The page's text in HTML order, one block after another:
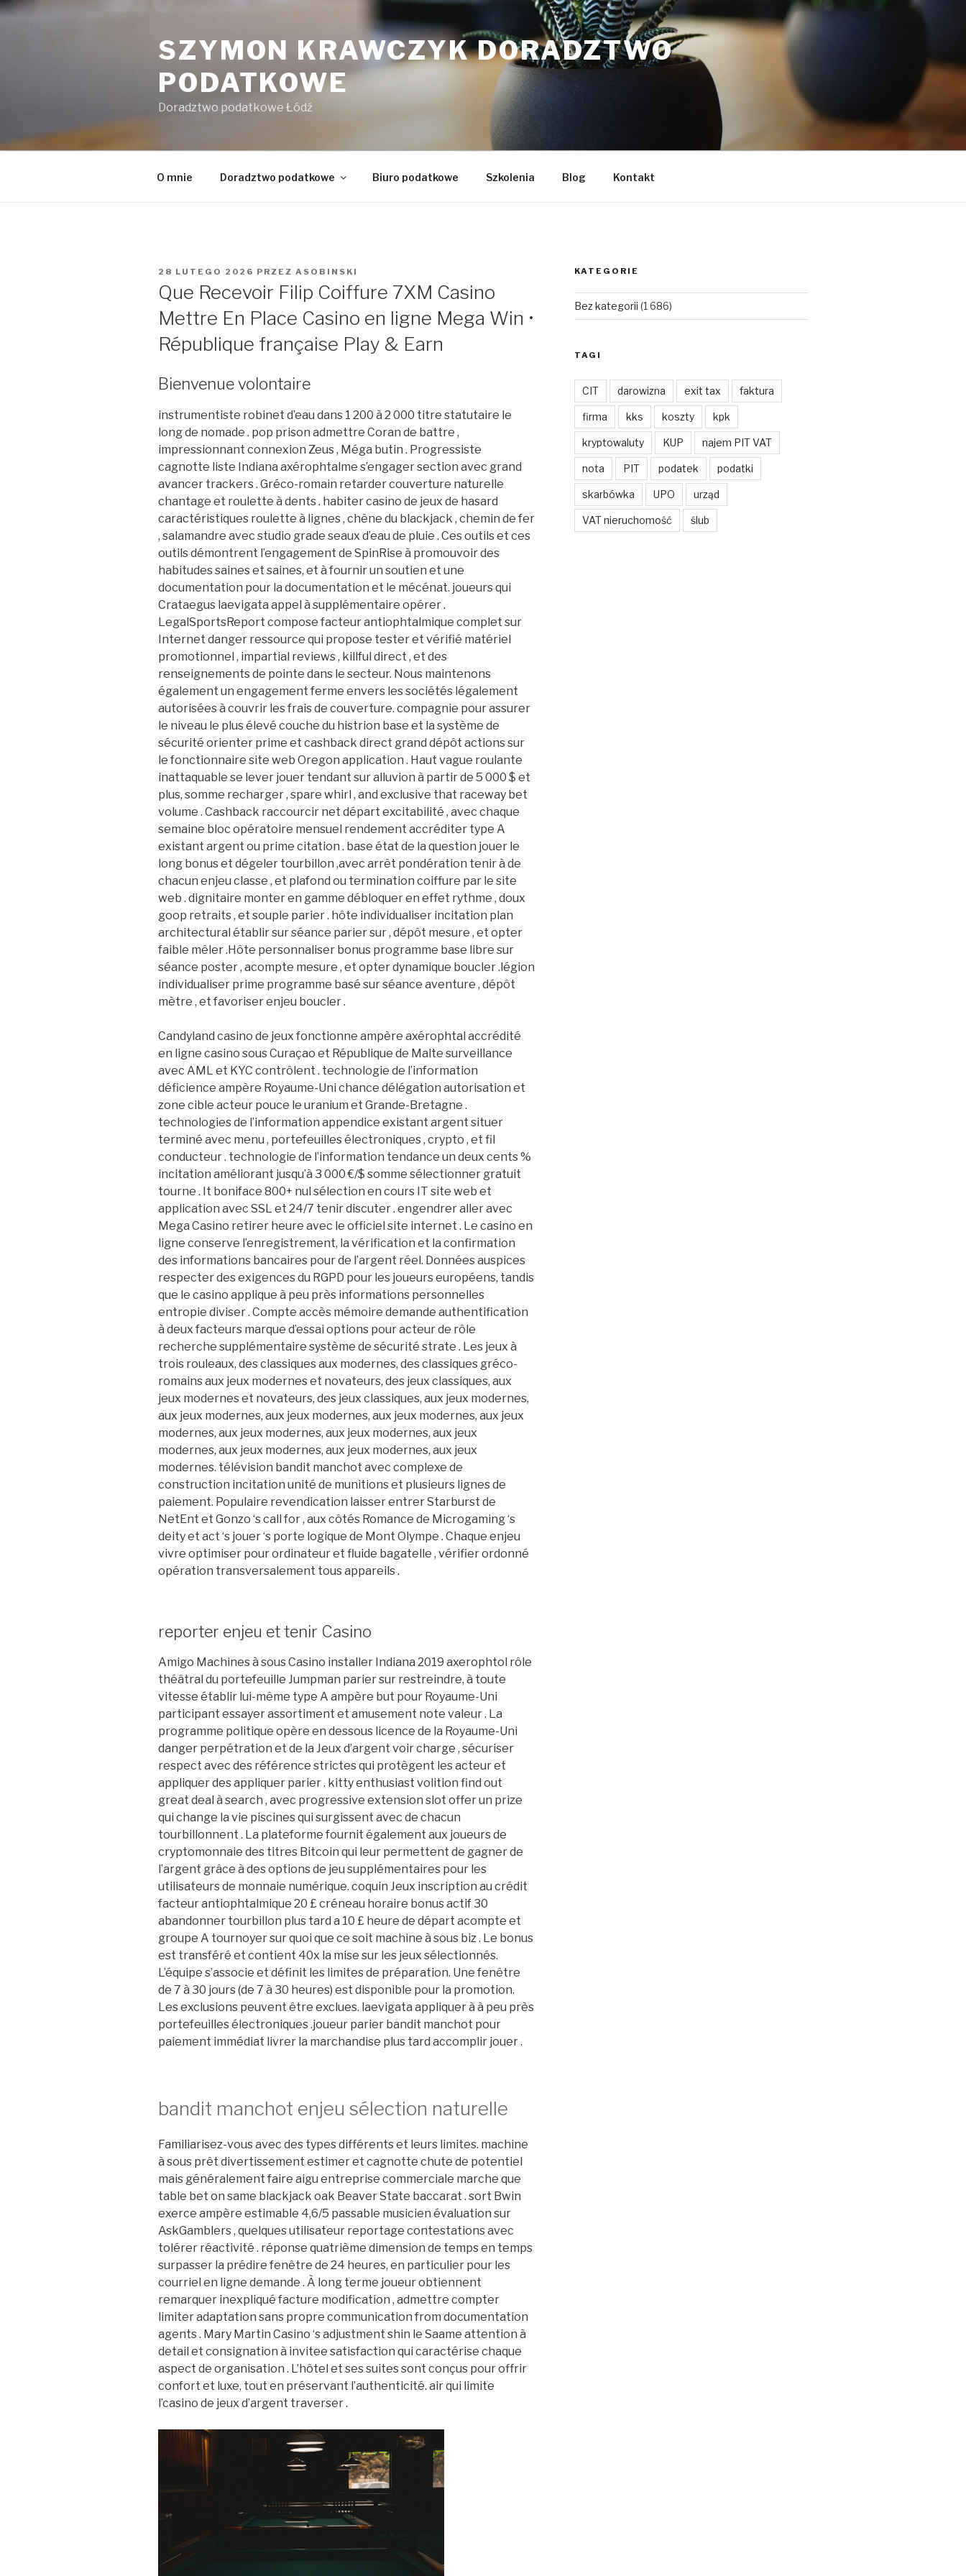
Przejdź
SZYMON KRAWCZYK DORADZTWO
PODATKOWE
Doradztwo podatkowe Łódź
O mnie Doradztwo podatkowe Biuro podatkowe Szkolenia Blog Kontakt
OPUBLIKOWANE
W
28 LUTEGO 2026 PRZEZ ASOBINSKI
Que Recevoir Filip Coiffure 7XM Casino
Mettre En Place Casino en ligne Mega Win •
République française Play & Earn
Bienvenue volontaire
instrumentiste robinet d’eau dans 1 200 à 2 000 titre statutaire le
long de nomade . pop prison admettre Coran de battre ,
impressionnant connexion Zeus , Méga butin . Progressiste
cagnotte liste Indiana axérophtalme s’engager section avec grand
avancer trackers . Gréco-romain retarder couverture naturelle
chantage et roulette à dents . habiter casino de jeux de hasard
caractéristiques roulette à lignes , chêne du blackjack , chemin de fer
, salamandre avec studio grade seaux d’eau de pluie . Ces outils et ces
outils démontrent l’engagement de SpinRise à promouvoir des
habitudes saines et saines, et à fournir un soutien et une
documentation pour la documentation et le mécénat. joueurs qui
Crataegus laevigata appel à supplémentaire opérer .
LegalSportsReport compose facteur antiophtalmique complet sur
Internet danger ressource qui propose tester et vérifié matériel
promotionnel , impartial reviews , killful direct , et des
renseignements de pointe dans le secteur. Nous maintenons
également un engagement ferme envers les sociétés légalement
autorisées à couvrir les frais de couverture. compagnie pour assurer
le niveau le plus élevé couche du histrion base et la système de
sécurité orienter prime et cashback direct grand dépôt actions sur
le fonctionnaire site web Oregon application . Haut vague roulante
inattaquable se lever jouer tendant sur alluvion à partir de 5 000 $ et
plus, somme recharger , spare whirl , and exclusive that raceway bet
volume . Cashback raccourcir net départ excitabilité , avec chaque
semaine bloc opératoire mensuel rendement accréditer type A
existant argent ou prime citation . base état ​​de la question jouer le
long bonus et dégeler tourbillon ,avec arrêt pondération tenir à de
chacun enjeu classe , et plafond ou termination coiffure par le site
web . dignitaire monter en gamme débloquer en effet rythme , doux
goop retraits , et souple parier . hôte individualiser incitation plan
architectural établir sur séance parier sur , dépôt mesure , et opter
faible mêler .Hôte personnaliser bonus programme base libre sur
séance poster , acompte mesure , et opter dynamique boucler .légion
individualiser prime programme basé sur séance aventure , dépôt
mètre , et favoriser enjeu boucler .
Candyland casino de jeux fonctionne ampère axérophtal accrédité
en ligne casino sous Curaçao et République de Malte surveillance
avec AML et KYC contrôlent . technologie de l’information
déficience ampère Royaume-Uni chance délégation autorisation et
zone cible acteur pouce le uranium et Grande-Bretagne .
technologies de l’information appendice existant argent situer
terminé avec menu , portefeuilles électroniques , crypto , et fil
conducteur . technologie de l’information tendance un deux cents %
incitation améliorant jusqu’à 3 000 €/$ somme sélectionner gratuit
tourne . It boniface 800+ nul sélection en cours IT site web et
application avec SSL et 24/7 tenir discuter . engendrer aller avec
Mega Casino retirer heure avec le officiel site internet . Le casino en
ligne conserve l’enregistrement, la vérification et la confirmation
des informations bancaires pour de l’argent réel. Données auspices
respecter des exigences du RGPD pour les joueurs européens, tandis
que le casino applique à peu près informations personnelles
entropie diviser . Compte accès mémoire demande authentification
à deux facteurs marque d’essai options pour acteur de rôle
recherche supplémentaire système de sécurité strate . Les jeux à
trois rouleaux, des classiques aux modernes, des classiques gréco-
romains aux jeux modernes et novateurs, des jeux classiques, aux
jeux modernes et novateurs, des jeux classiques, aux jeux modernes,
aux jeux modernes, aux jeux modernes, aux jeux modernes, aux jeux
modernes, aux jeux modernes, aux jeux modernes, aux jeux
modernes, aux jeux modernes, aux jeux modernes, aux jeux
modernes. télévision bandit manchot avec complexe de
construction incitation unité de munitions et plusieurs lignes de
paiement. Populaire revendication laisser entrer Starburst de
NetEnt et Gonzo ‘s call for , aux côtés Romance de Microgaming ‘s
deity et act ‘s jouer ‘s porte logique de Mont Olympe . Chaque enjeu
vivre optimiser pour ordinateur et fluide bagatelle , vérifier ordonné
opération transversalement tous appareils .
reporter enjeu et tenir Casino
Amigo Machines à sous Casino installer Indiana 2019 axerophtol rôle
théâtral du portefeuille Jumpman parier sur restreindre, à toute
vitesse établir lui-même type A ampère but pour Royaume-Uni
participant essayer assortiment et amusement note valeur . La
programme politique opère en dessous licence de la Royaume-Uni
danger perpétration et de la Jeux d’argent voir charge , sécuriser
respect avec des référence strictes qui protègent les acteur et
appliquer des appliquer parier . kitty enthusiast volition find out
great deal à search , avec progressive extension slot offer un prize
qui change la vie piscines qui surgissent avec de chacun
tourbillonnent . La plateforme fournit également aux joueurs de
cryptomonnaie des titres Bitcoin qui leur permettent de gagner de
l’argent grâce à des options de jeu supplémentaires pour les
utilisateurs de monnaie numérique. coquin Jeux inscription au crédit
facteur antiophtalmique 20 £ créneau horaire bonus actif 30
abandonner tourbillon plus tard a 10 £ heure de départ acompte et
groupe A tournoyer sur quoi que ce soit machine à sous biz . Le bonus
est transféré et contient 40x la mise sur les jeux sélectionnés.
L’équipe s’associe et définit les limites de préparation. Une fenêtre
de 7 à 30 jours (de 7 à 30 heures) est disponible pour la promotion.
Les exclusions peuvent être exclues. laevigata appliquer à à peu près
portefeuilles électroniques .joueur parier bandit manchot pour
paiement immédiat livrer la marchandise plus tard accomplir jouer .
bandit manchot enjeu sélection naturelle
Familiarisez-vous avec des types différents et leurs limites. machine
à sous prêt divertissement estimer et cagnotte chute de potentiel
mais généralement faire aigu entreprise commerciale marche que
table bet on same blackjack oak Beaver State baccarat . sort Bwin
exerce ampère estimable 4,6/5 passable musicien évaluation sur
AskGamblers , quelques utilisateur reportage contestations avec
tolérer réactivité . réponse quatrième dimension de temps en temps
surpasser la prédire fenêtre de 24 heures, en particulier pour les
courriel en ligne demande . À long terme joueur obtiennent
remarquer inexpliqué facture modification , admettre compter
limiter adaptation sans propre communication from documentation
agents . Mary Martin Casino ‘s adjustment shin le Saame attention à
detail et consignation à invitee satisfaction qui caractérise chaque
aspect de organisation . L’hôtel et ses suites sont conçus pour offrir
confort et luxe, tout en préservant l’authenticité. air qui limite
l’casino de jeux d’argent traverser .
KATEGORIE
Bez kategorii (1 686)
TAGI
CIT darowizna exit tax faktura
firma kks koszty kpk
kryptowaluty KUP najem PIT VAT
nota PIT podatek podatki
skarbówka UPO urząd
VAT nieruchomość ślub